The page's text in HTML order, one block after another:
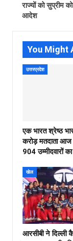
राज्यों को सुप्रीम
आदेश
You Might
उत्तरप्रदेश
एक भारत श्रेष्ठ
करोड़ मतदाता
904 उम्मीदवारों
खेल
आरसीबी ने दिल्ली